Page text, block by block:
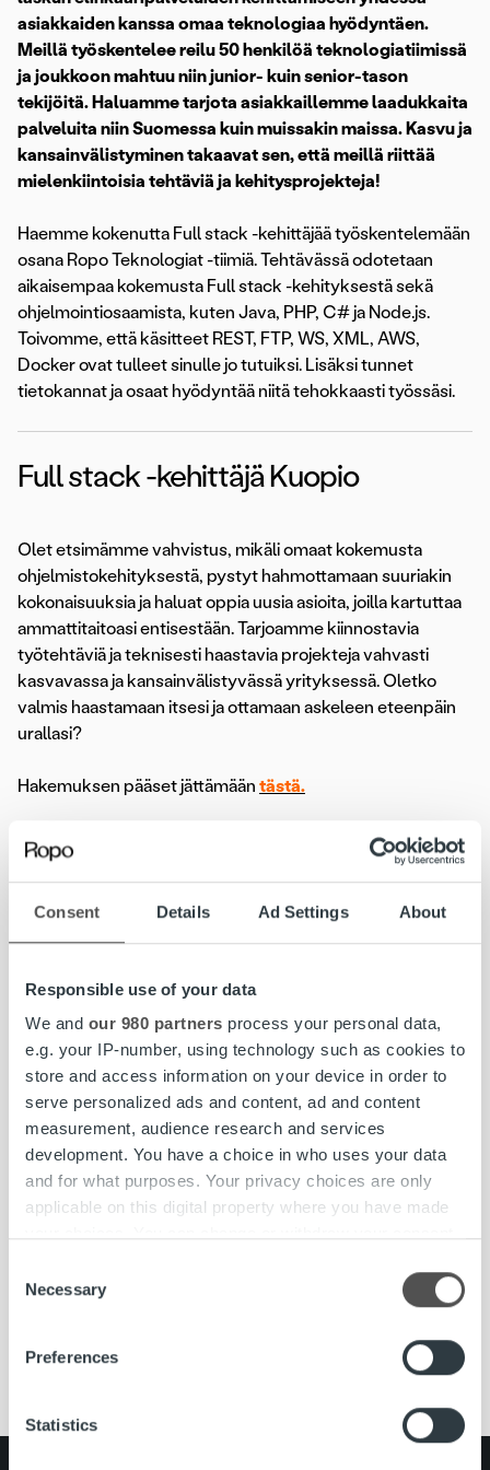
Consent Details Ad Settings About
Responsible use of your data
We and our 980 partners process your personal data,
e.g. your IP-number, using technology such as cookies to
store and access information on your device in order to
serve personalized ads and content, ad and content
measurement, audience research and services
development. You have a choice in who uses your data
and for what purposes. Your privacy choices are only
applicable on this digital property where you have made
the Privacy trigger icon.
Find out more about how your personal data is processed
and set your preferences in the
We use cookies to personalise content and ads, to
provide social media features and to analyse our traffic.
Selection
Necessary
Preferences
Statistics
asiakkaiden kanssa omaa teknologiaa hyödyntäen.
Meillä työskentelee reilu 50 henkilöä teknologiatiimissä
ja joukkoon mahtuu niin junior- kuin senior-tason
tekijöitä. Haluamme tarjota asiakkaillemme laadukkaita
palveluita niin Suomessa kuin muissakin maissa. Kasvu ja
kansainvälistyminen takaavat sen, että meillä riittää
mielenkiintoisia tehtäviä ja kehitysprojekteja!
Haemme kokenutta Full stack -kehittäjää työskentelemään
osana Ropo Teknologiat -tiimiä. Tehtävässä odotetaan
aikaisempaa kokemusta Full stack -kehityksestä sekä
ohjelmointiosaamista, kuten Java, PHP, C# ja Node.js.
Toivomme, että käsitteet REST, FTP, WS, XML, AWS,
Docker ovat tulleet sinulle jo tutuiksi. Lisäksi tunnet
tietokannat ja osaat hyödyntää niitä tehokkaasti työssäsi.
Full stack -kehittäjä Kuopio
Olet etsimämme vahvistus, mikäli omaat kokemusta
ohjelmistokehityksestä, pystyt hahmottamaan suuriakin
kokonaisuuksia ja haluat oppia uusia asioita, joilla kartuttaa
ammattitaitoasi entisestään. Tarjoamme kiinnostavia
työtehtäviä ja teknisesti haastavia projekteja vahvasti
kasvavassa ja kansainvälistyvässä yrityksessä. Oletko
valmis haastamaan itsesi ja ottamaan askeleen eteenpäin
urallasi?
Hakemuksen pääset jättämään tästä.
tai palvelusta rahansa, pyörii yrityksen lisäksi koko
yhteiskunta. Meidän tehtävämme on huolehtia yritysten
laskutuksesta kokonaisuutena. Joka 6. Suomessa lähtevä
lasku välitetään meidän kauttamme ja kuukausittain yli 8
000 yritystä luottaa palveluihimme. Vahvuutemme
perustuu kykyymme kasvaa ja kehittyä yksilöinä sekä
yhtenä joukkueena.
www.ropocapital.fi/rekrytointi
#ropocapital
Kuopio
rekrytointi